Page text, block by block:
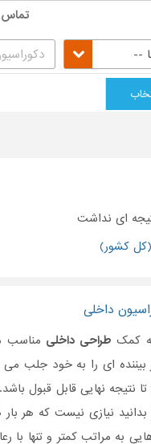
تماس
--
ای نداشت
کشور)
داخلی
کمک طراحی داخلی مناسب
ای را به خود جلب می
نتیجه نهایی قابل قبول
بدانید نیازی نیست که هر
به مراتب کمتر و تنها